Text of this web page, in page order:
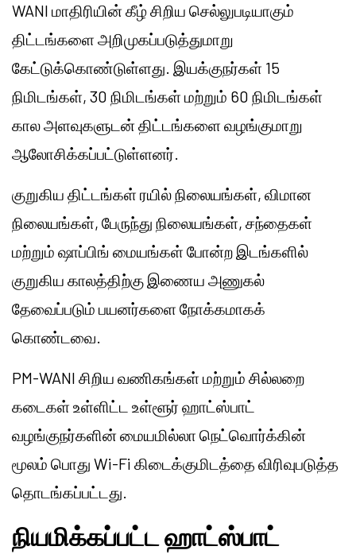
WANI மாதிரியின் கீழ் சிறிய செல்லுபடியாகும்
திட்டங்களை அறிமுகப்படுத்துமாறு
கேட்டுக்கொண்டுள்ளது. இயக்குநர்கள் 15
நிமிடங்கள், 30 நிமிடங்கள் மற்றும் 60 நிமிடங்கள்
கால அளவுகளுடன் திட்டங்களை வழங்குமாறு
ஆலோசிக்கப்பட்டுள்ளனர்.
குறுகிய திட்டங்கள் ரயில் நிலையங்கள், விமான
நிலையங்கள், பேருந்து நிலையங்கள், சந்தைகள்
மற்றும் ஷாப்பிங் மையங்கள் போன்ற இடங்களில்
குறுகிய காலத்திற்கு இணைய அணுகல்
தேவைப்படும் பயனர்களை நோக்கமாகக்
கொண்டவை.
PM-WANI சிறிய வணிகங்கள் மற்றும் சில்லறை
கடைகள் உள்ளிட்ட உள்ளூர் ஹாட்ஸ்பாட்
வழங்குநர்களின் மையமில்லா நெட்வொர்க்கின்
மூலம் பொது Wi-Fi கிடைக்குமிடத்தை விரிவுபடுத்த
தொடங்கப்பட்டது.
நியமிக்கப்பட்ட ஹாட்ஸ்பாட்